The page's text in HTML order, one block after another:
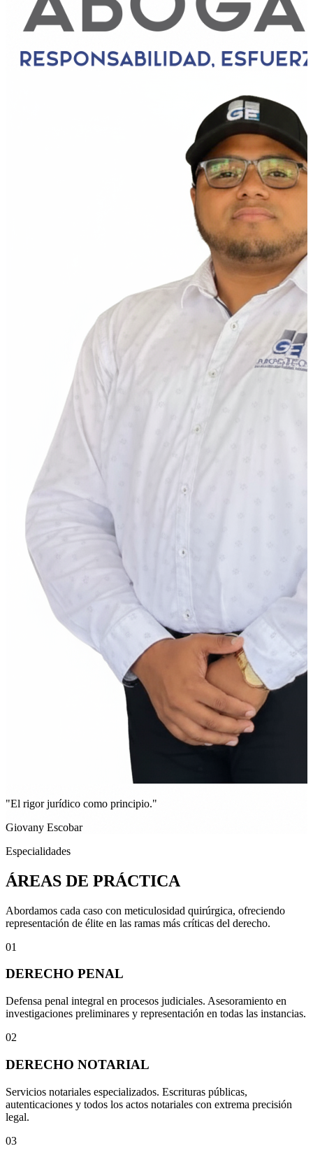
"El rigor jurídico como principio."
Giovany Escobar
Especialidades
ÁREAS DE PRÁCTICA
Abordamos cada caso con meticulosidad quirúrgica, ofreciendo
representación de élite en las ramas más críticas del derecho.
01
DERECHO PENAL
Defensa penal integral en procesos judiciales. Asesoramiento en
investigaciones preliminares y representación en todas las instancias.
02
DERECHO NOTARIAL
Servicios notariales especializados. Escrituras públicas,
autenticaciones y todos los actos notariales con extrema precisión
legal.
03